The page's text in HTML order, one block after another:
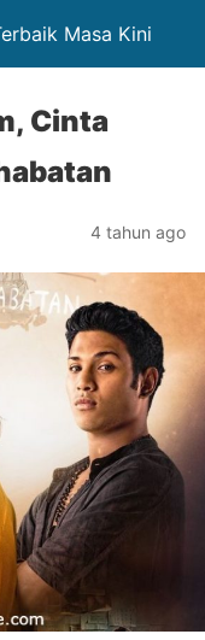
Masa Kini
Cinta
4 tahun ago